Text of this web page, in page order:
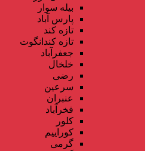
بیله سوار
پارس آباد
تازه کند
تازه کندانگوت
جعفرآباد
خلخال
رضی
سرعین
عنبران
فخرآباد
کلور
کوراییم
گرمی